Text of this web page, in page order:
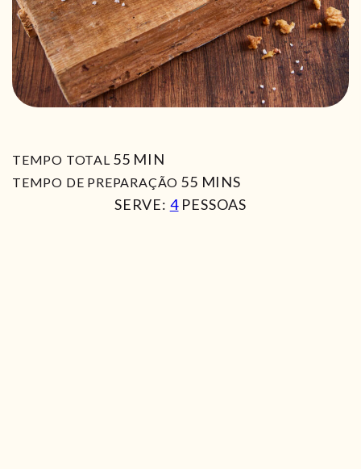
TEMPO TOTAL 55MIN
MIN
TEMPO DE PREPARAÇÃO 55MIN
MINS
SERVE: 4 PESSOAS